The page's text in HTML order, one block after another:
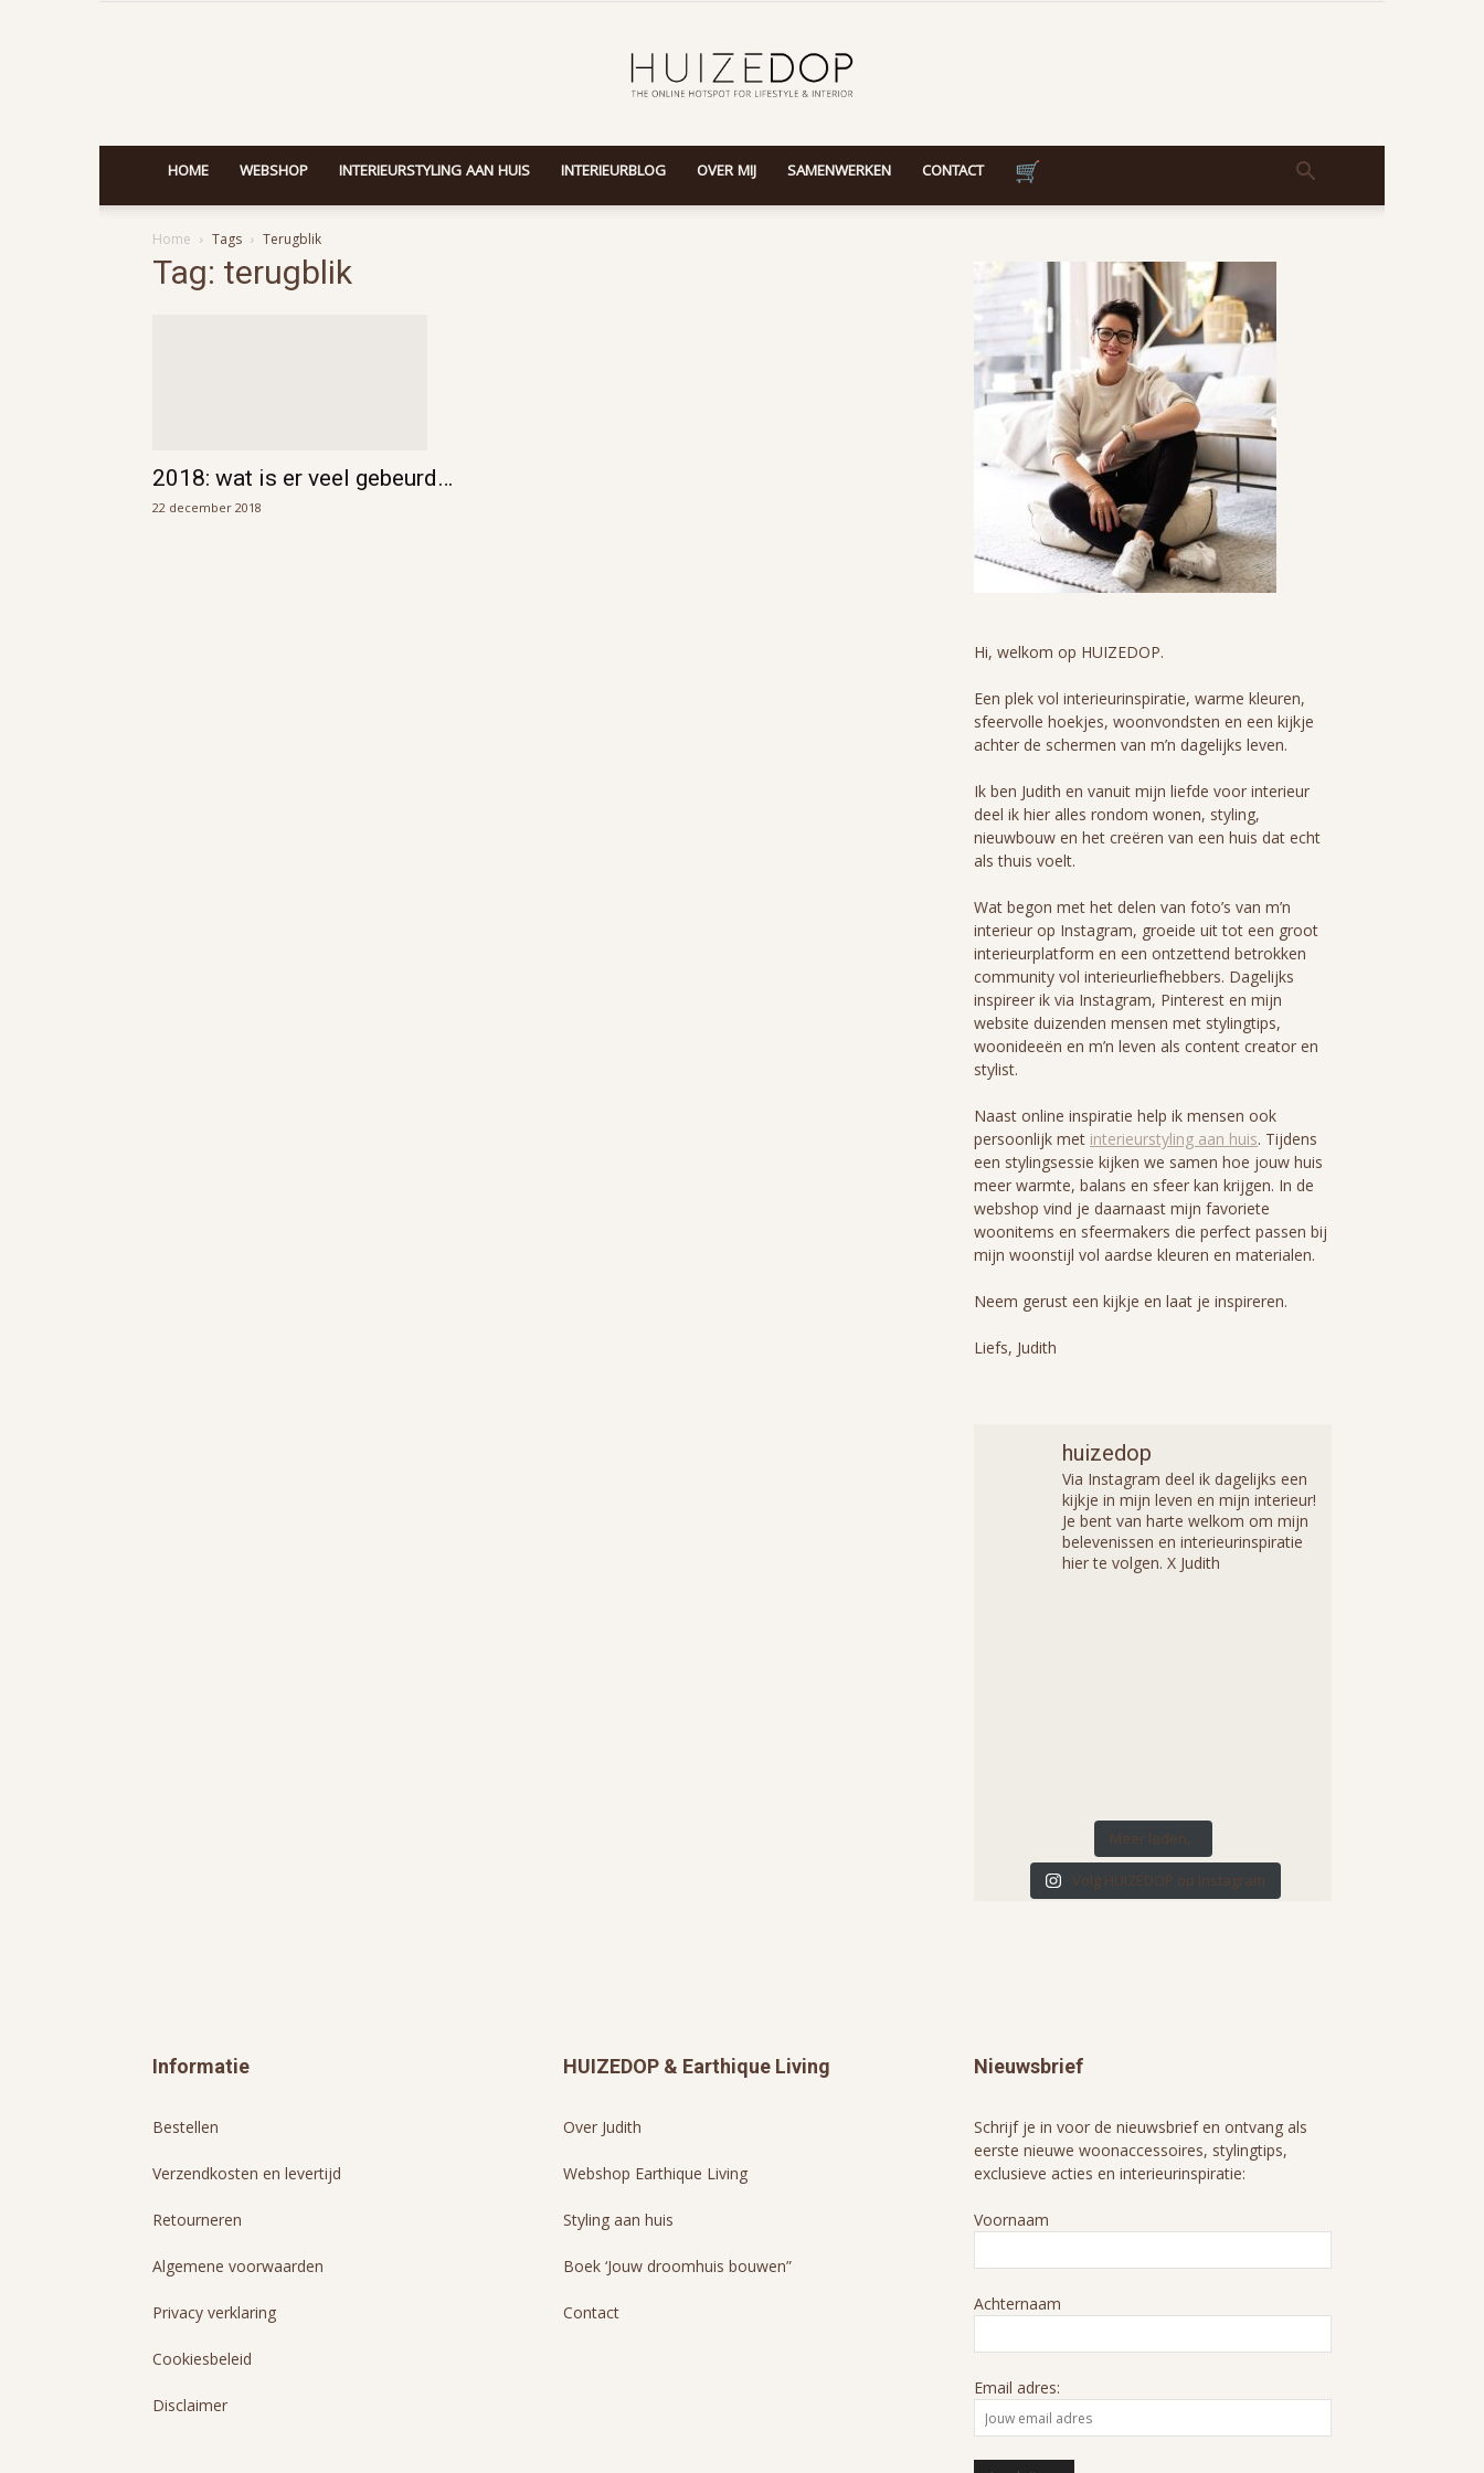
HOME WEBSHOP INTERIEURSTYLING AAN HUIS INTERIEURBLOG OVER MIJ SAMENWERKEN CONTACT
Home Tags Terugblik
Tag: terugblik
2018: wat is er veel gebeurd…
22 december 2018
Hi, welkom op HUIZEDOP.
Een plek vol interieurinspiratie, warme kleuren,
sfeervolle hoekjes, woonvondsten en een kijkje
achter de schermen van m’n dagelijks leven.
Ik ben Judith en vanuit mijn liefde voor interieur
deel ik hier alles rondom wonen, styling,
nieuwbouw en het creëren van een huis dat echt
als thuis voelt.
Wat begon met het delen van foto’s van m’n
interieur op Instagram, groeide uit tot een groot
interieurplatform en een ontzettend betrokken
community vol interieurliefhebbers. Dagelijks
inspireer ik via Instagram, Pinterest en mijn
website duizenden mensen met stylingtips,
woonideeën en m’n leven als content creator en
stylist.
Naast online inspiratie help ik mensen ook
persoonlijk met interieurstyling aan huis. Tijdens
een stylingsessie kijken we samen hoe jouw huis
meer warmte, balans en sfeer kan krijgen. In de
webshop vind je daarnaast mijn favoriete
woonitems en sfeermakers die perfect passen bij
mijn woonstijl vol aardse kleuren en materialen.
Neem gerust een kijkje en laat je inspireren.
Liefs, Judith
huizedop
Via Instagram deel ik dagelijks een
kijkje in mijn leven en mijn interieur!
Je bent van harte welkom om mijn
belevenissen en interieurinspiratie
hier te volgen. X Judith
Meer laden...
Volg HUIZEDOP op Instagram
Informatie
Bestellen
Verzendkosten en levertijd
Retourneren
Algemene voorwaarden
Privacy verklaring
Cookiesbeleid
Disclaimer
HUIZEDOP & Earthique Living
Over Judith
Webshop Earthique Living
Styling aan huis
Boek ‘Jouw droomhuis bouwen”
Contact
Nieuwsbrief
Schrijf je in voor de nieuwsbrief en ontvang als
eerste nieuwe woonaccessoires, stylingtips,
exclusieve acties en interieurinspiratie:
Voornaam
Achternaam
Email adres: